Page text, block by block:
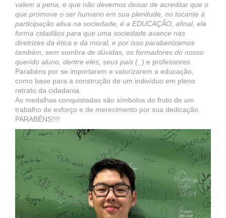
valem a pena, e que não devemos deixar de acreditar que o
que promove o ser humano em sua plenitude, no tocante à
participação ativa na sociedade, é a EDUCAÇÃO, afinal, ela
forma cidadãos para que uma sociedade avance nas
diretrizes da ética e da moral, e por isso parabenizamos
também, sem sombra de dúvidas, os formadores do nosso
querido aluno, dentre eles, seus pais (_ ) e professores.
Parabéns por se importarem e valorizarem a educação,
como base para a construção de um indivíduo em pleno
retrato da cidadania.
As medalhas conquistadas são símbolos do fruto de um
trabalho de esforço e de merecimento por sua dedicação.
PARABÉNS!!!!